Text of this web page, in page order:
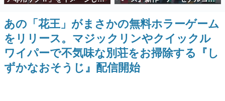
事をまとめました。
ゲームの企画書
名作ゲームクリエイターの方々に製作時のエピソードをお
聞きし、ヒットする企画（ゲーム）とは何か？を探ってい
きます。
赫本
この物語を解いてはいけない。『赫本』は、〈試験問題〉
散水ホースリールが予約開始。
本体にはシャアのパーソナルマ
ークやジオン公国軍のエンブレ
ム、型式番号などを配置
ンダー』発表！
あの「花王」がまさかの無料ホラーゲーム
をリリース。マジックリンやクイックル
ワイパーで不気味な別荘をお掃除する『し
ずかなおそうじ』配信開始